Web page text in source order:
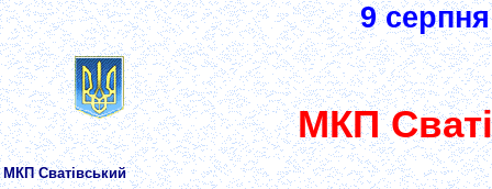
МКП Сватівський
9
МКП